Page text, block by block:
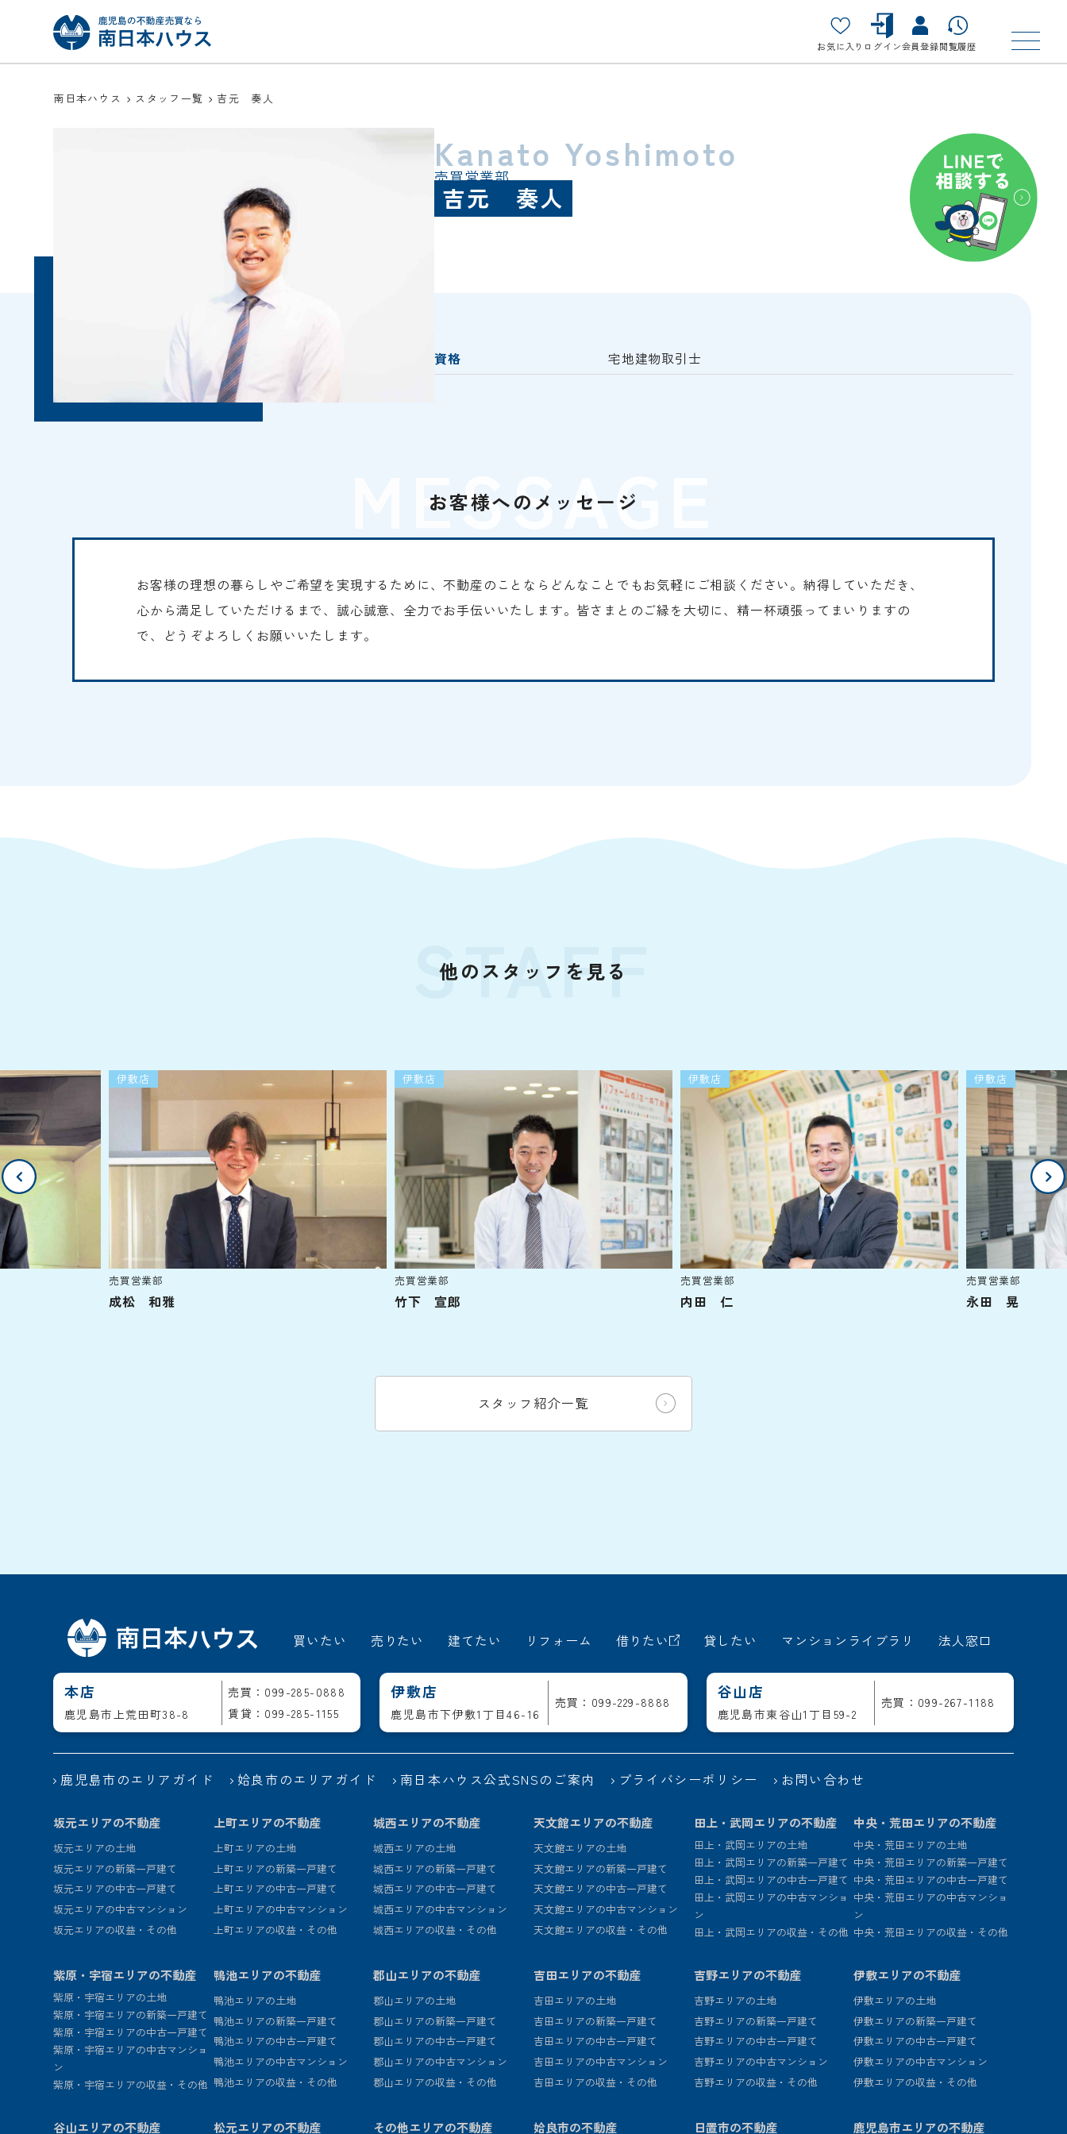
お気に入り ログイン会員登録閲覧履歴
南日本ハウス スタッフ一覧 吉元 奏人
Kanato Yoshimoto
売買営業部
吉元 奏人
資格 宅地建物取引士
MESSAGE
お客様へのメッセージ
お客様の理想の暮らしやご希望を実現するために、不動産のことならどんなことでもお気軽にご相談ください。納得していただき、
心から満足していただけるまで、誠心誠意、全力でお手伝いいたします。皆さまとのご縁を大切に、精一杯頑張ってまいりますの
で、どうぞよろしくお願いいたします。
STAFF
他のスタッフを見る
伊敷店
売買営業部
成松 和雅
伊敷店
売買営業部
竹下 宣郎
伊敷店
売買営業部
内田 仁
伊敷店
売買営業部
永田 晃
スタッフ紹介一覧
買いたい 売りたい 建てたい リフォーム 借りたい 貸したい マンションライブラリ 法人窓口
本店
鹿児島市上荒田町38-8
売買：099-285-0888
賃貸：099-285-1155
伊敷店
鹿児島市下伊敷1丁目46-16
売買：099-229-8888
谷山店
鹿児島市東谷山1丁目59-2
売買：099-267-1188
鹿児島市のエリアガイド 姶良市のエリアガイド 南日本ハウス公式SNSのご案内 プライバシーポリシー お問い合わせ
坂元エリアの不動産
坂元エリアの土地
坂元エリアの新築一戸建て
坂元エリアの中古一戸建て
坂元エリアの中古マンション
坂元エリアの収益・その他
上町エリアの不動産
上町エリアの土地
上町エリアの新築一戸建て
上町エリアの中古一戸建て
上町エリアの中古マンション
上町エリアの収益・その他
城西エリアの不動産
城西エリアの土地
城西エリアの新築一戸建て
城西エリアの中古一戸建て
城西エリアの中古マンション
城西エリアの収益・その他
天文館エリアの不動産
天文館エリアの土地
天文館エリアの新築一戸建て
天文館エリアの中古一戸建て
天文館エリアの中古マンション
天文館エリアの収益・その他
田上・武岡エリアの不動産
田上・武岡エリアの土地
田上・武岡エリアの新築一戸建て
田上・武岡エリアの中古一戸建て
田上・武岡エリアの中古マンショ
ン
田上・武岡エリアの収益・その他
中央・荒田エリアの不動産
中央・荒田エリアの土地
中央・荒田エリアの新築一戸建て
中央・荒田エリアの中古一戸建て
中央・荒田エリアの中古マンショ
ン
中央・荒田エリアの収益・その他
紫原・宇宿エリアの不動産
紫原・宇宿エリアの土地
紫原・宇宿エリアの新築一戸建て
紫原・宇宿エリアの中古一戸建て
紫原・宇宿エリアの中古マンショ
ン
紫原・宇宿エリアの収益・その他
鴨池エリアの不動産
鴨池エリアの土地
鴨池エリアの新築一戸建て
鴨池エリアの中古一戸建て
鴨池エリアの中古マンション
鴨池エリアの収益・その他
郡山エリアの不動産
郡山エリアの土地
郡山エリアの新築一戸建て
郡山エリアの中古一戸建て
郡山エリアの中古マンション
郡山エリアの収益・その他
吉田エリアの不動産
吉田エリアの土地
吉田エリアの新築一戸建て
吉田エリアの中古一戸建て
吉田エリアの中古マンション
吉田エリアの収益・その他
吉野エリアの不動産
吉野エリアの土地
吉野エリアの新築一戸建て
吉野エリアの中古一戸建て
吉野エリアの中古マンション
吉野エリアの収益・その他
伊敷エリアの不動産
伊敷エリアの土地
伊敷エリアの新築一戸建て
伊敷エリアの中古一戸建て
伊敷エリアの中古マンション
伊敷エリアの収益・その他
谷山エリアの不動産 松元エリアの不動産 その他エリアの不動産 姶良市の不動産 日置市の不動産 鹿児島市エリアの不動産